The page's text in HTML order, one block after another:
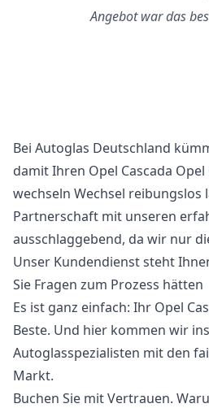
Angebot war das
Bei Autoglas Deutschland
damit Ihren Opel Cascada Opel
wechseln Wechsel reibungslos
Partnerschaft mit unseren
ausschlaggebend, da wir nur
Unser Kundendienst steht
Sie Fragen zum Prozess hätten
Es ist ganz einfach: Ihr Opel
Beste. Und hier kommen wir
Autoglasspezialisten mit den
Markt.
Buchen Sie mit Vertrauen.